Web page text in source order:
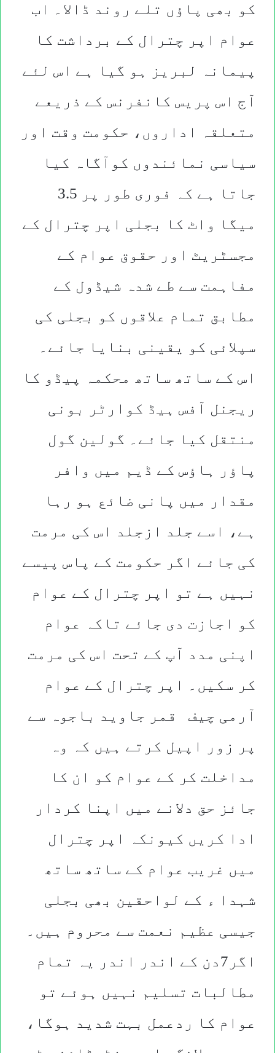
کو بھی پاؤں تلے روند ڈالا۔ اب
عوام اپر چترال کے برداشت کا
پیمانہ لبریز ہو گیا ہے اس لئے
آج اس پریس کانفرنس کے ذریعے
متعلقہ اداروں، حکومت وقت اور
سیاسی نمائندوں کوآگاہ کیا
جاتا ہے کہ فوری طور پر 3.5
میگا واٹ کا بجلی اپر چترال کے
مجسٹریٹ اور حقوق عوام کے
مفاہمت سے طے شدہ شیڈول کے
مطابق تمام علاقوں کو بجلی کی
سپلائی کو یقینی بنایا جائے۔
اس کے ساتھ ساتھ محکمہ پیڈو کا
ریجنل آفس ہیڈ کوارٹر بونی
منتقل کیا جائے۔ گولین گول
پاؤر ہاؤس کے ڈیم میں وافر
مقدار میں پانی ضائع ہو رہا
ہے، اسے جلد ازجلد اس کی مرمت
کی جائے اگر حکومت کے پاس پیسے
نہیں ہے تو اپر چترال کے عوام
کو اجازت دی جائے تاکہ عوام
اپنی مدد آپ کے تحت اس کی مرمت
کر سکیں۔ اپر چترال کے عوام
آرمی چیف قمر جاوید باجوہ سے
پر زور اپیل کرتے ہیں کہ وہ
مداخلت کر کے عوام کو ان کا
جائز حق دلانے میں اپنا کردار
ادا کریں کیونکہ اپر چترال
میں غریب عوام کے ساتھ ساتھ
شہدا ء کے لواحقین بھی بجلی
جیسی عظیم نعمت سے محروم ہیں۔
اگر7دن کے اندر اندر یہ تمام
مطالبات تسلیم نہیں ہوئے تو
عوام کا ردعمل بہت شدید ہوگا،